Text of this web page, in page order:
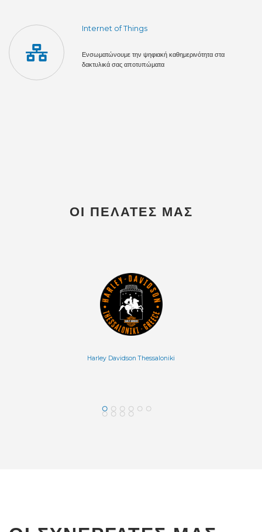
Internet of Things
Ενσωματώνουμε την ψηφιακή καθημερινότητα στα
δακτυλικά σας αποτυπώματα
ΟΙ ΠΕΛΆΤΕΣ ΜΑΣ
Harley Davidson Thessaloniki